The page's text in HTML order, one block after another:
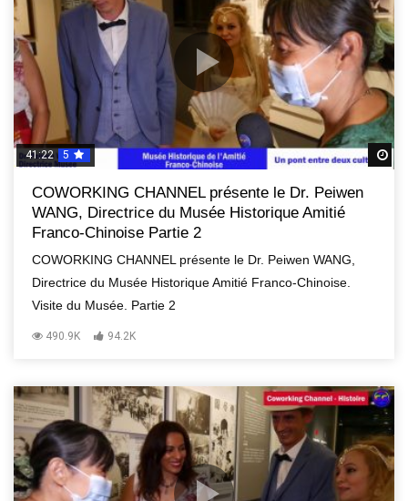
41:22 5
COWORKING CHANNEL présente le Dr. Peiwen
WANG, Directrice du Musée Historique Amitié
Franco-Chinoise Partie 2
COWORKING CHANNEL présente le Dr. Peiwen WANG,
Directrice du Musée Historique Amitié Franco-Chinoise.
Visite du Musée. Partie 2
490.9K 94.2K